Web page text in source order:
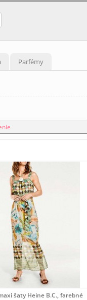
Parfémy
šaty Heine B.C., farebné